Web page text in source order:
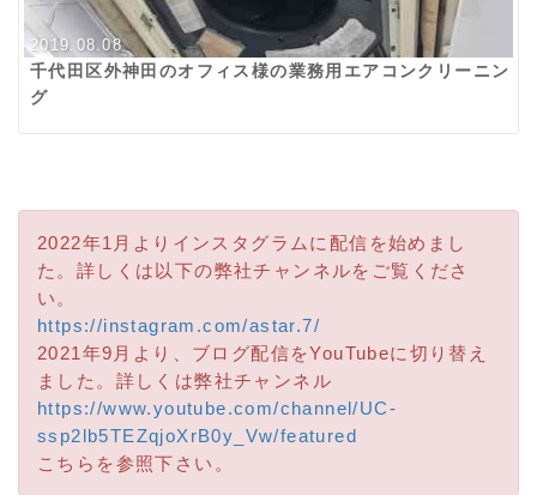
2019.08.08
千代田区外神田のオフィス様の業務用エアコンクリーニン
グ
2022年1月よりインスタグラムに配信を始めまし
た。詳しくは以下の弊社チャンネルをご覧くださ
い。
https://instagram.com/astar.7/
2021年9月より、ブログ配信をYouTubeに切り替え
ました。詳しくは弊社チャンネル
https://www.youtube.com/channel/UC-
ssp2lb5TEZqjoXrB0y_Vw/featured
こちらを参照下さい。